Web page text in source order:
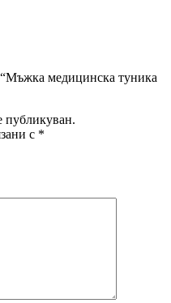
“Мъжка медицинска туника
публикуван.
с *